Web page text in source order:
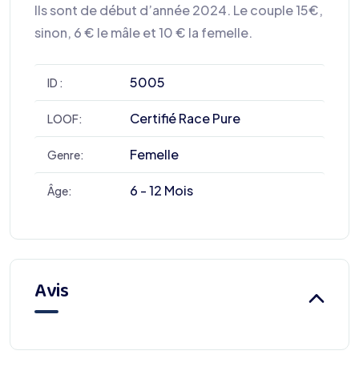
Ils sont de début d’année 2024. Le couple 15€,
sinon, 6 € le mâle et 10 € la femelle.
ID : 5005
LOOF: Certifié Race Pure
Genre: Femelle
Âge: 6 - 12 Mois
Avis